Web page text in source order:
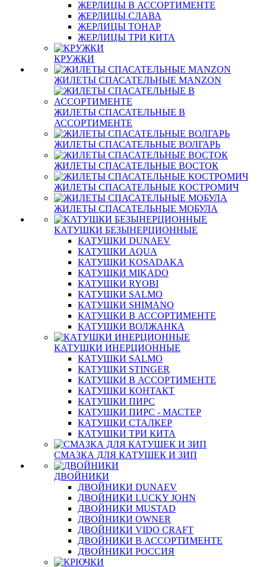
ЖЕРЛИЦЫ В АССОРТИМЕНТЕ
ЖЕРЛИЦЫ СЛАВА
ЖЕРЛИЦЫ ТОНАР
ЖЕРЛИЦЫ ТРИ КИТА
КРУЖКИ
ЖИЛЕТЫ СПАСАТЕЛЬНЫЕ MANZON
ЖИЛЕТЫ СПАСАТЕЛЬНЫЕ В
АССОРТИМЕНТЕ
ЖИЛЕТЫ СПАСАТЕЛЬНЫЕ ВОЛГАРЬ
ЖИЛЕТЫ СПАСАТЕЛЬНЫЕ ВОСТОК
ЖИЛЕТЫ СПАСАТЕЛЬНЫЕ КОСТРОМИЧ
ЖИЛЕТЫ СПАСАТЕЛЬНЫЕ МОБУЛА
КАТУШКИ БЕЗЫНЕРЦИОННЫЕ
КАТУШКИ DUNAEV
КАТУШКИ AQUA
КАТУШКИ KOSADAKA
КАТУШКИ MIKADO
КАТУШКИ RYOBI
КАТУШКИ SALMO
КАТУШКИ SHIMANO
КАТУШКИ В АССОРТИМЕНТЕ
КАТУШКИ ВОЛЖАНКА
КАТУШКИ ИНЕРЦИОННЫЕ
КАТУШКИ SALMO
КАТУШКИ STINGER
КАТУШКИ В АССОРТИМЕНТЕ
КАТУШКИ КОНТАКТ
КАТУШКИ ПИРС
КАТУШКИ ПИРС - МАСТЕР
КАТУШКИ СТАЛКЕР
КАТУШКИ ТРИ КИТА
СМАЗКА ДЛЯ КАТУШЕК И ЗИП
ДВОЙНИКИ
ДВОЙНИКИ DUNAEV
ДВОЙНИКИ LUCKY JOHN
ДВОЙНИКИ MUSTAD
ДВОЙНИКИ OWNER
ДВОЙНИКИ VIDO CRAFT
ДВОЙНИКИ В АССОРТИМЕНТЕ
ДВОЙНИКИ РОССИЯ